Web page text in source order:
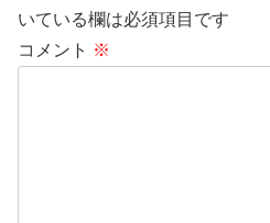
いている欄は必須項目です
コメント ※